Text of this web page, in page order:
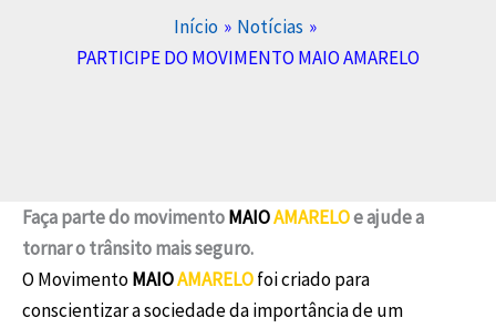
Início
Notícias
PARTICIPE DO MOVIMENTO MAIO AMARELO
Faça parte do movimentoMAIOAMARELOe ajude a
tornar o trânsito mais seguro.
O MovimentoMAIOAMARELOfoi criado para
conscientizar a sociedade da importância de um